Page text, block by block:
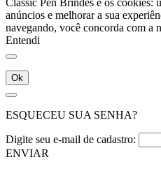
Classic Pen Brindes e os cookies:
anúncios e melhorar a sua
navegando, você concorda com a
Entendi
Ok
ESQUECEU SUA SENHA?
Digite seu e-mail de cadastro:
ENVIAR